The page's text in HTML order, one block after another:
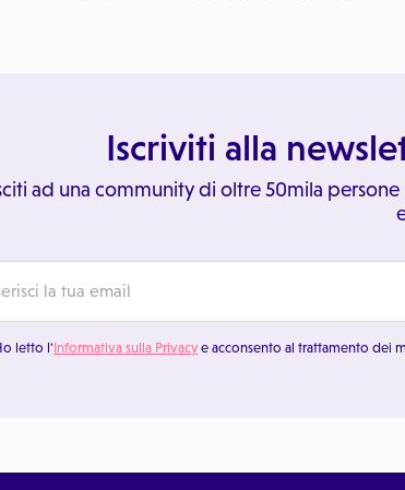
Iscriviti alla
ad una community di oltre 50mila
letto l'Informativa sulla Privacy e acconsento al trattamento dei